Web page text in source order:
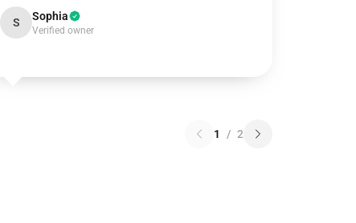
S Sophia
Verified owner
1 / 2